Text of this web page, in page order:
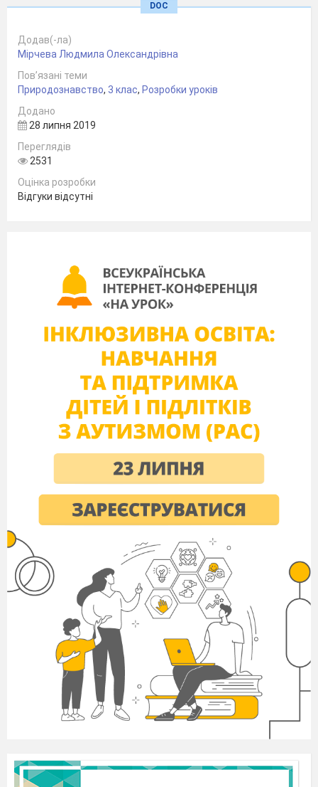
и друзьями, и
врагами
человека?
Подготовила
Мирчева Л. А.,
учитель начальных классов
КЗ
бщеобразовательная
школа № 2
– ІІІ ст.
г.Приморск»
Цели урока:расширить знания о
умение характеризовать вред и пользу,
которые разные бактерии приносят человеку,
DOC
Додав(-ла)
Мірчева Людмила Олександрівна
Пов’язані теми
Природознавство, 3 клас, Розробки уроків
Додано
28 липня 2019
Переглядів
2531
Оцінка розробки
Відгуки відсутні